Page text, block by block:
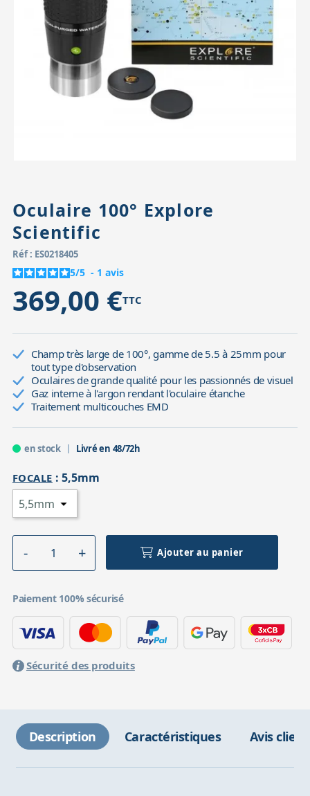
Accessoires pour montures
Têtes
Pièces détachées
Oculaire 100° Explore
Scientific
Réf : ES0218405
5/5 - 1 avis
369,00 €TTC
Champ très large de 100°, gamme de 5.5 à 25mm pour
tout type d'observation
Oculaires de grande qualité pour les passionnés de visuel
Gaz interne à l'argon rendant l'oculaire étanche
Traitement multicouches EMD
en stock Livré en 48/72h
FOCALE : 5,5mm
Ajouter au panier
Paiement 100% sécurisé
Sécurité des produits
Description Caractéristiques Avis